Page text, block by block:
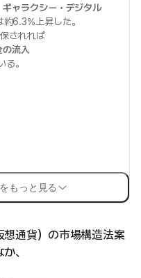
ギャラクシー・デジタル
約6.3%上昇した。
されれば
流入
。
もっと見る
通貨）の市場構造法案
、